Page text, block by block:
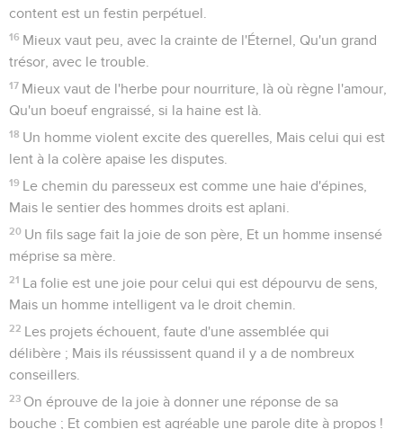
content est un festin perpétuel.
16 Mieux vaut peu, avec la crainte de l'Éternel, Qu'un grand
trésor, avec le trouble.
17 Mieux vaut de l'herbe pour nourriture, là où règne l'amour,
Qu'un boeuf engraissé, si la haine est là.
18 Un homme violent excite des querelles, Mais celui qui est
lent à la colère apaise les disputes.
19 Le chemin du paresseux est comme une haie d'épines,
Mais le sentier des hommes droits est aplani.
20 Un fils sage fait la joie de son père, Et un homme insensé
méprise sa mère.
21 La folie est une joie pour celui qui est dépourvu de sens,
Mais un homme intelligent va le droit chemin.
22 Les projets échouent, faute d'une assemblée qui
délibère ; Mais ils réussissent quand il y a de nombreux
conseillers.
23 On éprouve de la joie à donner une réponse de sa
bouche ; Et combien est agréable une parole dite à propos !